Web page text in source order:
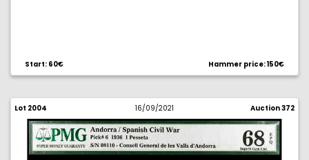
Start: 60€ Hammer price: 150€
Lot 2004 16/09/2021 Auction 372